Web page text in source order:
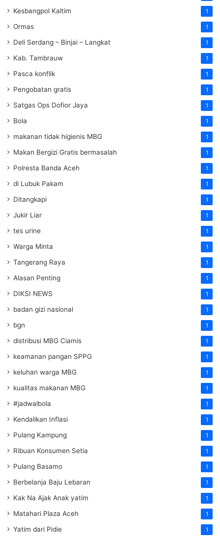
Kesbangpol Kaltim 1
Ormas 1
Deli Serdang – Binjai – Langkat 1
Kab. Tambrauw 1
Pasca konflik 1
Pengobatan gratis 1
Satgas Ops Dofior Jaya 1
Bola 1
makanan tidak higienis MBG 1
Makan Bergizi Gratis bermasalah 1
Polresta Banda Aceh 1
di Lubuk Pakam 1
Ditangkapi 1
Jukir Liar 1
tes urine 1
Warga Minta 1
Tangerang Raya 1
Alasan Penting 1
DIKSI NEWS 1
badan gizi nasional 1
bgn 1
distribusi MBG Ciamis 1
keamanan pangan SPPG 1
keluhan warga MBG 1
kualitas makanan MBG 1
#jadwalbola 1
Kendalikan Inflasi 1
Pulang Kampung 1
Ribuan Konsumen Setia 1
Pulang Basamo 1
Berbelanja Baju Lebaran 1
Kak Na Ajak Anak yatim 1
Matahari Plaza Aceh 1
Yatim dari Pidie 1